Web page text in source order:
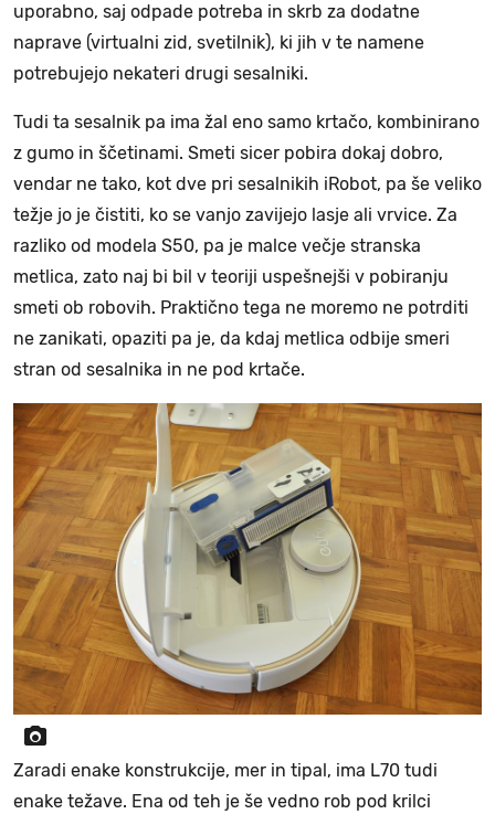
uporabno, saj odpade potreba in skrb za dodatne
naprave (virtualni zid, svetilnik), ki jih v te namene
potrebujejo nekateri drugi sesalniki.
Tudi ta sesalnik pa ima žal eno samo krtačo, kombinirano
z gumo in ščetinami. Smeti sicer pobira dokaj dobro,
vendar ne tako, kot dve pri sesalnikih iRobot, pa še veliko
težje jo je čistiti, ko se vanjo zavijejo lasje ali vrvice. Za
razliko od modela S50, pa je malce večje stranska
metlica, zato naj bi bil v teoriji uspešnejši v pobiranju
smeti ob robovih. Praktično tega ne moremo ne potrditi
ne zanikati, opaziti pa je, da kdaj metlica odbije smeri
stran od sesalnika in ne pod krtače.
Zaradi enake konstrukcije, mer in tipal, ima L70 tudi
enake težave. Ena od teh je še vedno rob pod krilci